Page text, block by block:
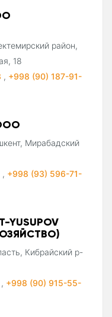
район,
18
, +998 (90) 187-91-
Мирабадский
, +998 (93) 596-71-
YUSUPOV
Кибрайский р-
, +998 (90) 915-55-